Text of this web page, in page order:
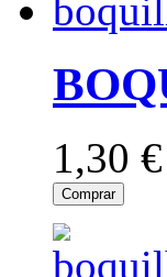
1,30 €
Comprar